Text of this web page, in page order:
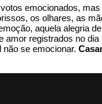
emocionados,
os olhares, as
aquela alegria
amor registrados no
se emocionar.